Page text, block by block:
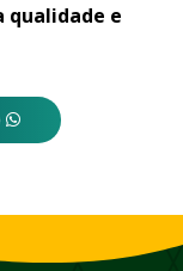
qualidade e